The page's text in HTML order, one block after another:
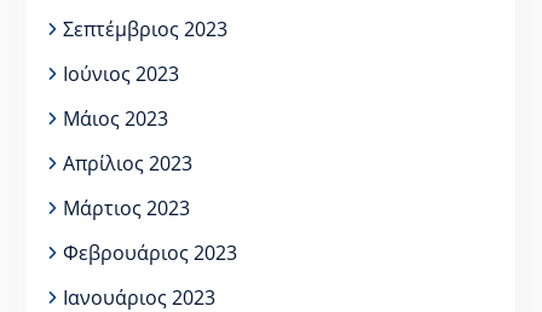
Σεπτέμβριος 2023
Ιούνιος 2023
Μάιος 2023
Απρίλιος 2023
Μάρτιος 2023
Φεβρουάριος 2023
Ιανουάριος 2023